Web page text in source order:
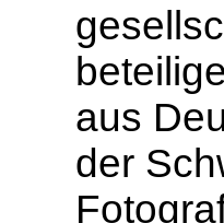
aus
der